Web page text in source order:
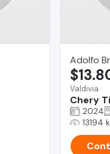
Adolfo
Valdivia
Chery
2024
13194